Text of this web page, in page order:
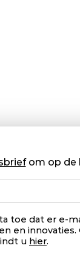
om op de
toe dat er e-
en
u hier.